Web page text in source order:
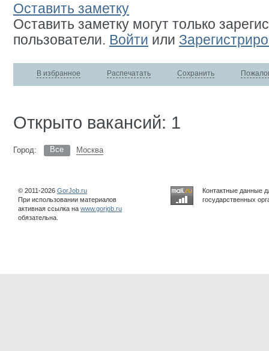
Оставить заметку
Оставить заметку могут только
пользователи. Войти или
В избранное Распечатать Сохранить
Открыто вакансий: 1
Город: Все Москва
© 2011-2026 GorJob.ru
При использовании материалов
активная ссылка на www.gorjob.ru
обязательна.
Контактные данные
государственных